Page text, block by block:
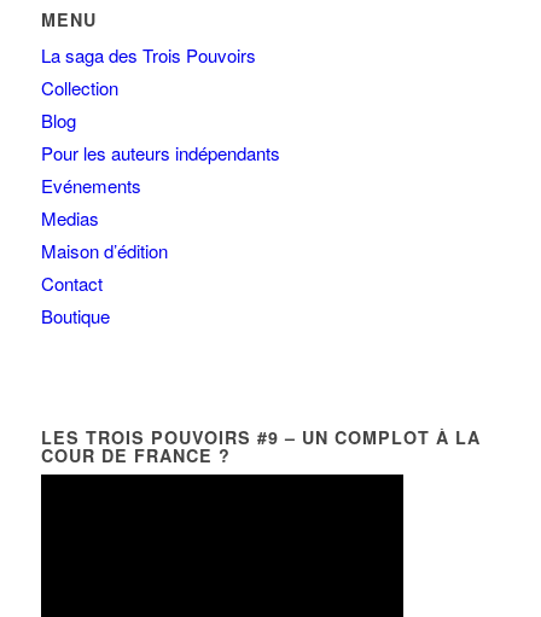
MENU
La saga des Trois Pouvoirs
Collection
Blog
Pour les auteurs indépendants
Evénements
Medias
Maison d’édition
Contact
Boutique
LES TROIS POUVOIRS #9 – UN COMPLOT À LA
COUR DE FRANCE ?